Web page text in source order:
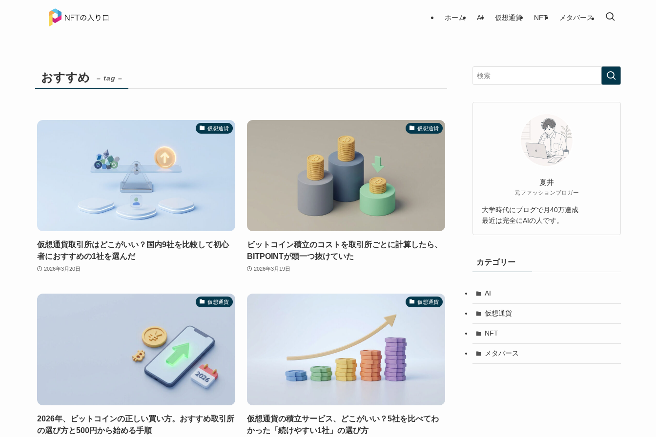
ホーム AI 仮想通貨 NFT メタバース
おすすめ – tag –
仮想通貨
仮想通貨取引所はどこがいい？国内9社を比較して初心
者におすすめの1社を選んだ
2026年3月20日
仮想通貨
ビットコイン積立のコストを取引所ごとに計算したら、
BITPOINTが頭一つ抜けていた
2026年3月19日
仮想通貨
2026年、ビットコインの正しい買い方。おすすめ取引所
の選び方と500円から始める手順
仮想通貨
仮想通貨の積立サービス、どこがいい？5社を比べてわ
かった「続けやすい1社」の選び方
夏井
元ファッションブロガー
大学時代にブログで月40万達成
最近は完全にAIの人です。
カテゴリー
AI
仮想通貨
NFT
メタバース